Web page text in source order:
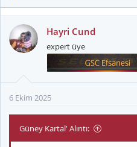
k
i
l
Hayri Cund
expert üye
6 Ekim 2025
Güney Kartal' Alıntı: